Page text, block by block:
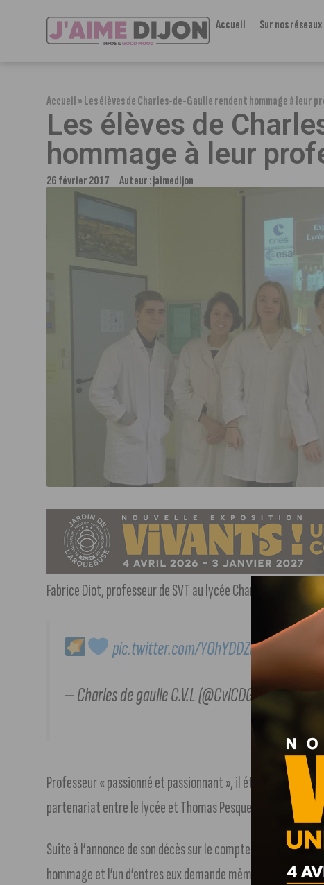
Accueil Sur nos réseaux
Accueil»Les élèves de Charles-de-Gaulle rendent hommage à leur
Les élèves de
hommage à leur
26 février 2017 Auteur :jaimedijon
Fabrice Diot, professeur de SVT au lycée Charles-de-Gaulle
pic.twitter.com/YOhYDDZMhi
— Charles de gaulle C.V.L (@CvlCDG)February 26,
Professeur « passionné et passionnant », il était à l’origine
partenariat entre le lycée et Thomas Pesquet.
Suite à l’annonce de son décès sur le compte Twitter du
hommage et l’un d’entres eux demande même à Thomas